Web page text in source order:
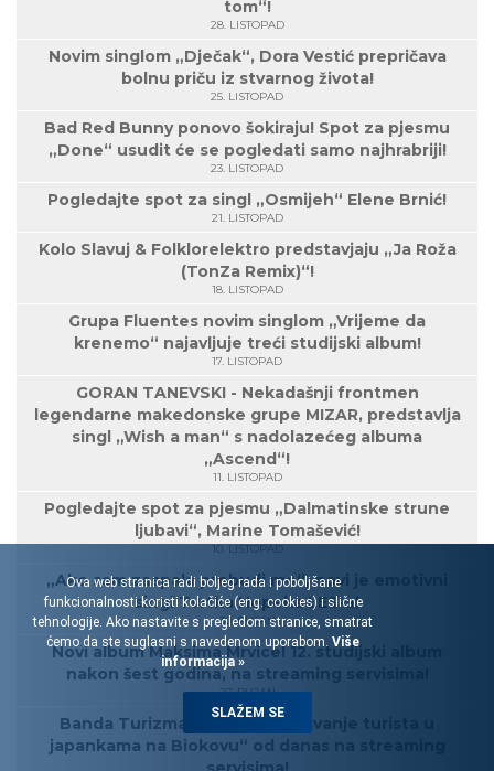
tom“!
28. LISTOPAD
Novim singlom „Dječak“, Dora Vestić prepričava
bolnu priču iz stvarnog života!
25. LISTOPAD
Bad Red Bunny ponovo šokiraju! Spot za pjesmu
„Done“ usudit će se pogledati samo najhrabriji!
23. LISTOPAD
Pogledajte spot za singl „Osmijeh“ Elene Brnić!
21. LISTOPAD
Kolo Slavuj & Folklorelektro predstavjaju „Ja Roža
(TonZa Remix)“!
18. LISTOPAD
Grupa Fluentes novim singlom „Vrijeme da
krenemo“ najavljuje treći studijski album!
17. LISTOPAD
GORAN TANEVSKI - Nekadašnji frontmen
legendarne makedonske grupe MIZAR, predstavlja
singl „Wish a man“ s nadolazećeg albuma
„Ascend“!
11. LISTOPAD
Pogledajte spot za pjesmu „Dalmatinske strune
ljubavi“, Marine Tomašević!
10. LISTOPAD
„Ako sam zaspala probudi me“, novi je emotivni
singl Tvrtka Hopeka LES-a!
30. RUJAN
Novi album Maksima Mrvice! 12. studijski album
nakon šest godina, na streaming servisima!
27. RUJAN
Banda Turizma: Album „Spašavanje turista u
japankama na Biokovu“ od danas na streaming
Ova web stranica radi boljeg rada i poboljšane
funkcionalnosti koristi kolačiće (eng. cookies) i slične
tehnologije. Ako nastavite s pregledom stranice, smatrat
ćemo da ste suglasni s navedenom uporabom. Više
informacija »
SLAŽEM SE